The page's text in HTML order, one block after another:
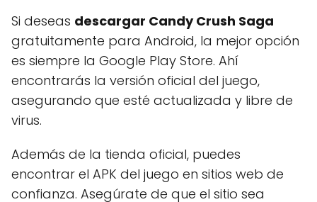
Si deseas descargar Candy Crush Saga
gratuitamente para Android, la mejor opción
es siempre la Google Play Store. Ahí
encontrarás la versión oficial del juego,
asegurando que esté actualizada y libre de
virus.
Además de la tienda oficial, puedes
encontrar el APK del juego en sitios web de
confianza. Asegúrate de que el sitio sea